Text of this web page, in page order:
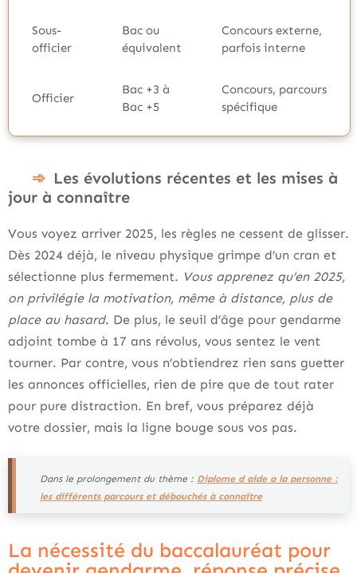
Sous-
officier
Bac ou
équivalent
Concours externe,
parfois interne
Officier
Bac +3 à
Bac +5
Concours, parcours
spécifique
Les évolutions récentes et les mises à
jour à connaître
Vous voyez arriver 2025, les règles ne cessent de glisser.
Dès 2024 déjà, le niveau physique grimpe d’un cran et
sélectionne plus fermement. Vous apprenez qu’en 2025,
on privilégie la motivation, même à distance, plus de
place au hasard. De plus, le seuil d’âge pour gendarme
adjoint tombe à 17 ans révolus, vous sentez le vent
tourner. Par contre, vous n’obtiendrez rien sans guetter
les annonces officielles, rien de pire que de tout rater
pour pure distraction. En bref, vous préparez déjà
votre dossier, mais la ligne bouge sous vos pas.
Dans le prolongement du thème : Diplome d aide a la personne :
les différents parcours et débouchés à connaître
La nécessité du baccalauréat pour